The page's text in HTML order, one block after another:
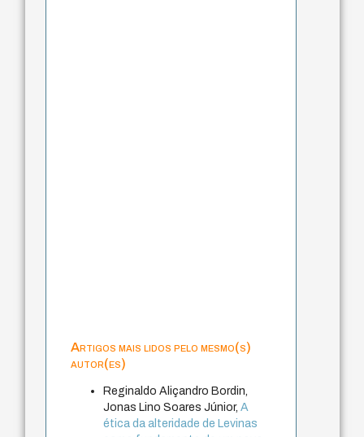
Artigos mais lidos pelo mesmo(s)
autor(es)
Reginaldo Aliçandro Bordin,
Jonas Lino Soares Júnior,A
ética da alteridade de Levinas